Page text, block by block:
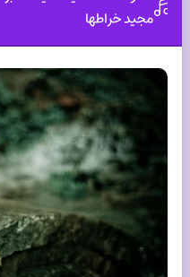
مجید خراطها